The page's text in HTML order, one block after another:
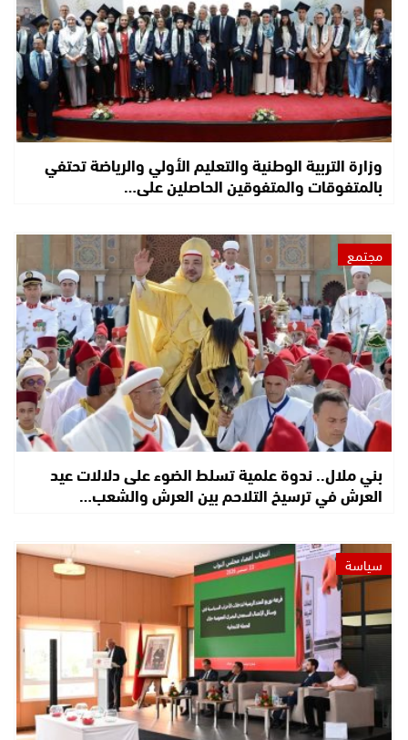
وزارة التربية الوطنية والتعليم الأولي والرياضة تحتفي
بالمتفوقات والمتفوقين الحاصلين على…
مجتمع
بني ملال.. ندوة علمية تسلط الضوء على دلالات عيد
العرش في ترسيخ التلاحم بين العرش والشعب…
سياسة